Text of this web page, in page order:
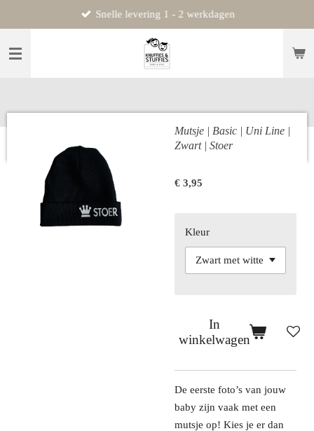
direct
naar
Snelle levering 1 - 2 werkdagen
Mutsje | Basic | Uni Line |
Zwart | Stoer
€ 3,95
Kleur
In
winkelwagen
De eerste foto’s van jouw
baby zijn vaak met een
mutsje op! Kies je er dan